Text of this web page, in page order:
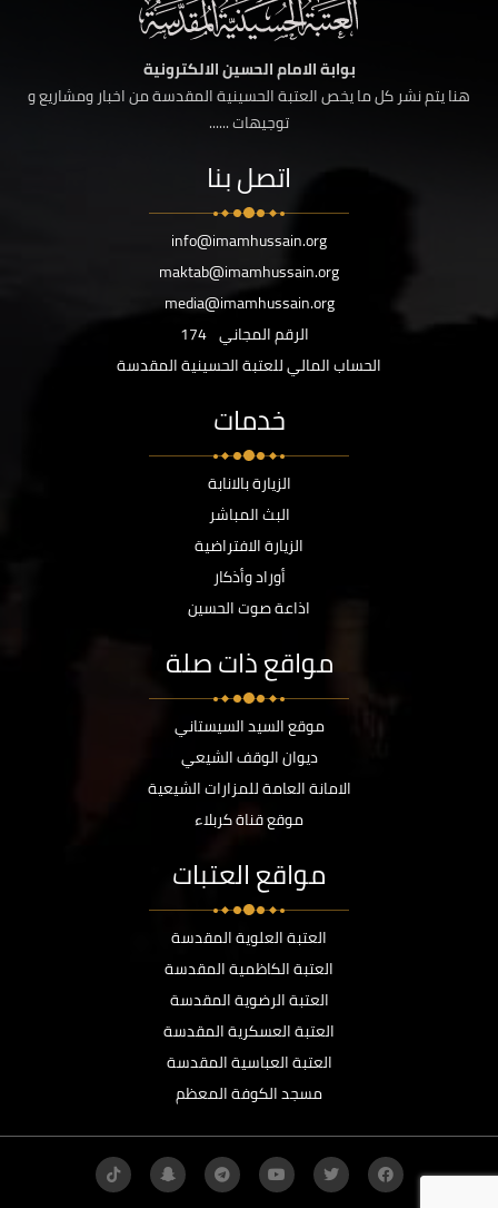
بوابة الامام الحسين الالكترونية
هنا يتم نشر كل ما يخص العتبة الحسينية المقدسة من اخبار ومشاريع و
توجيهات ......
اتصل بنا
info@imamhussain.org
maktab@imamhussain.org
media@imamhussain.org
الرقم المجاني 174
الحساب المالي للعتبة الحسينية المقدسة
خدمات
الزيارة بالانابة
البث المباشر
الزيارة الافتراضية
أوراد وأذكار
اذاعة صوت الحسين
مواقع ذات صلة
موقع السيد السيستاني
ديوان الوقف الشيعي
الامانة العامة للمزارات الشيعية
موقع قناة كربلاء
مواقع العتبات
العتبة العلوية المقدسة
العتبة الكاظمية المقدسة
العتبة الرضوية المقدسة
العتبة العسكرية المقدسة
العتبة العباسية المقدسة
مسجد الكوفة المعظم